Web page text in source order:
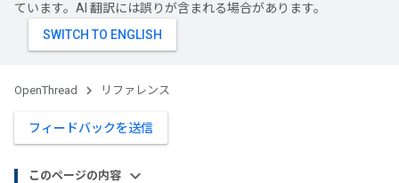
ています。AI 翻訳には誤りが含まれる場合があります。
OpenThread リファレンス
フィードバックを送信
このページの内容